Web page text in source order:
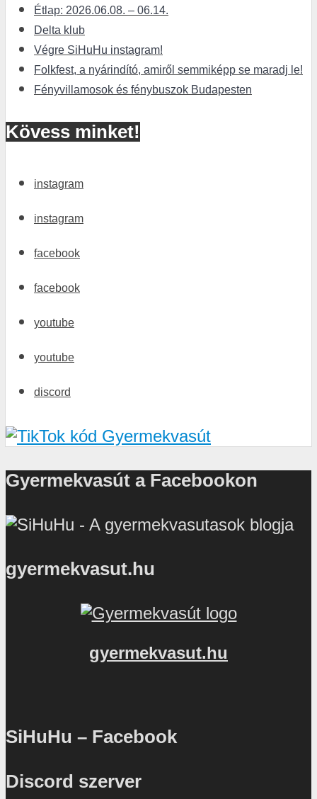
Étlap: 2026.06.08. – 06.14.
Delta klub
Végre SiHuHu instagram!
Folkfest, a nyárindító, amiről semmiképp se maradj le!
Fényvillamosok és fénybuszok Budapesten
Kövess minket!
instagram
instagram
facebook
facebook
youtube
youtube
discord
Gyermekvasút a Facebookon
gyermekvasut.hu
gyermekvasut.hu
SiHuHu – Facebook
Discord szerver